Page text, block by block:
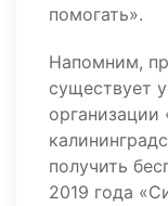
помогать».
Напомним,
существует
получить
2019 года